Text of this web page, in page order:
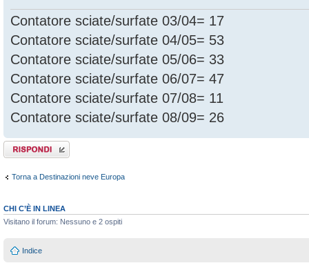
Contatore sciate/surfate 03/04= 17
Contatore sciate/surfate 04/05= 53
Contatore sciate/surfate 05/06= 33
Contatore sciate/surfate 06/07= 47
Contatore sciate/surfate 07/08= 11
Contatore sciate/surfate 08/09= 26
Rispondi al
messaggio
Torna a Destinazioni neve Europa
CHI C’È IN LINEA
Visitano il forum: Nessuno e 2 ospiti
Indice